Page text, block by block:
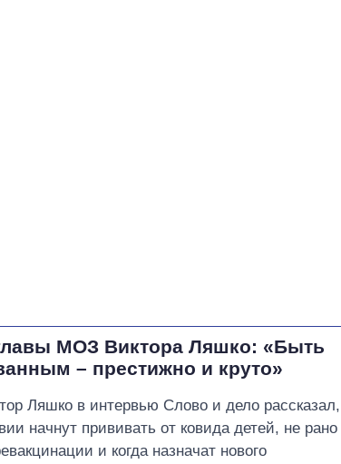
МОЗ Виктора Ляшко: «Быть
– престижно и круто»
Ляшко в интервью Слово и дело рассказал,
начнут прививать от ковида детей, не рано
и когда назначат нового